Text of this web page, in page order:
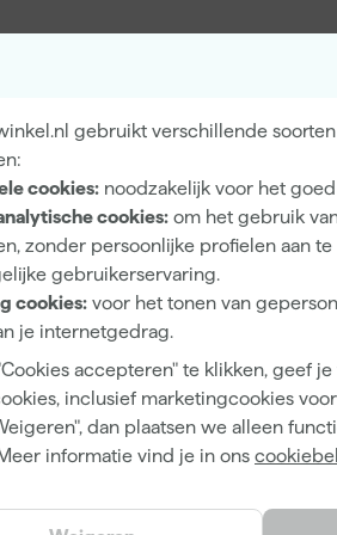
gebruikt verschillende
cookies: noodzakelijk voor het
cookies: om het gebruik
zonder persoonlijke profielen aan
gebruikerservaring.
cookies: voor het tonen van
je internetgedrag.
accepteren" te klikken, geef
inclusief marketingcookies
dan plaatsen we alleen
informatie vind je in ons
Behang, Cement en